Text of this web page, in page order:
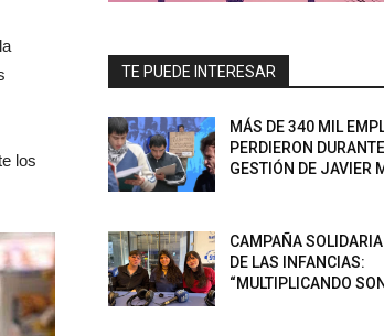
los
TE PUEDE INTERESAR
MÁS DE 340 MIL
PERDIERON
GESTIÓN DE JAVIER
CAMPAÑA
DE LAS INFANCIAS:
“MULTIPLICANDO